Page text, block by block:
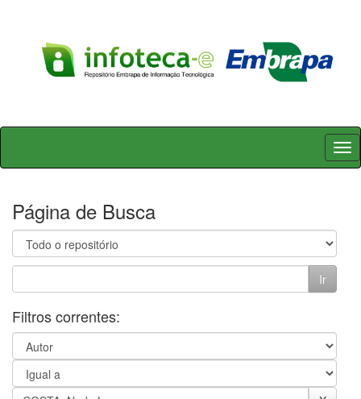
Skip
Página de Busca
Filtros correntes: